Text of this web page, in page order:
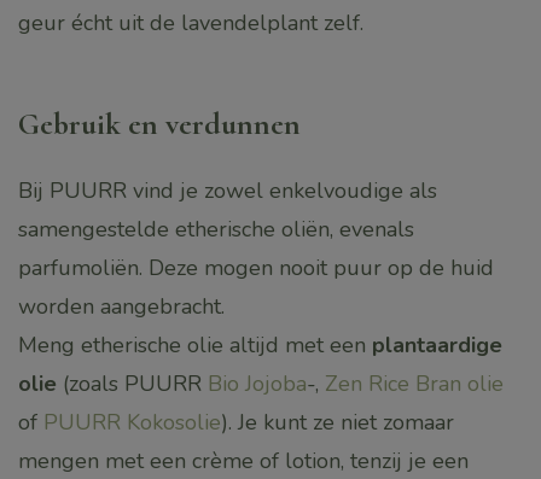
geur écht uit de lavendelplant zelf.
Gebruik en verdunnen
Bij PUURR vind je zowel enkelvoudige als
samengestelde etherische oliën, evenals
parfumoliën. Deze mogen nooit puur op de huid
worden aangebracht.
Meng etherische olie altijd met een plantaardige
olie (zoals PUURR Bio Jojoba-, Zen Rice Bran olie
of PUURR Kokosolie). Je kunt ze niet zomaar
mengen met een crème of lotion, tenzij je een